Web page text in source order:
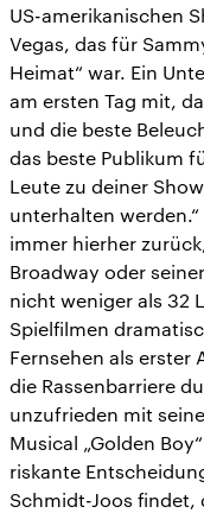
US-amerikanischen
Vegas, das für
Heimat“ war. Ein
am ersten Tag mit,
und die beste
das beste Publikum
Leute zu deiner
unterhalten
immer hierher
Broadway oder
nicht weniger als 32
Spielfilmen
Fernsehen als erster
die Rassenbarriere
unzufrieden mit
Musical „Golden
riskante
Schmidt-Joos findet,